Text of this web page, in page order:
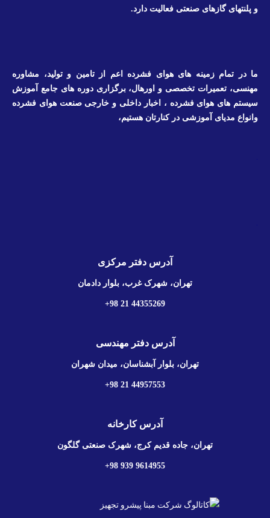
و پلنتهای گازهای صنعتی فعالیت دارد.
ما در تمام زمینه های هوای فشرده اعم از تامین و تولید، مشاوره
مهنسی، تعمیرات تخصصی و اورهال، برگزاری دوره های جامع آموزش
سیستم های هوای فشرده ، اخبار داخلی و خارجی صنعت هوای فشرده
وانواع مدیای آموزشی در کنارتان هستیم،
آدرس دفتر مرکزی
تهران، شهرک غرب، بلوار دادمان
44355269 21 98+
آدرس دفتر مهندسی
تهران، بلوار آبشناسان، میدان شهران
44957553 21 98+
آدرس کارخانه
تهران، جاده قدیم کرج، شهرک صنعتی گلگون
9614955 939 98+